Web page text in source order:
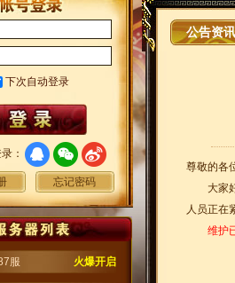
公告资讯
尊敬的各
大家好
人员正在
维护
下次自动登录
：
忘记密码
火爆开启
服